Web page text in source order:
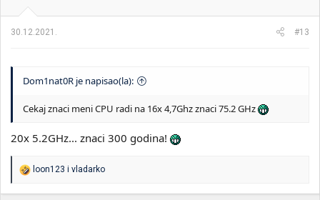
j
:
30.12.2021. #13
Dom1nat0R je napisao(la):
Cekaj znaci meni CPU radi na 16x 4,7Ghz znaci 75.2 GHz
20x 5.2GHz... znaci 300 godina!
R
a
loon123 i vladarko